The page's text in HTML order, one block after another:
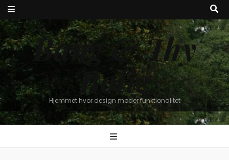
Bang & Thy
Bolig
Hjemmet hvor design møder funktionalitet